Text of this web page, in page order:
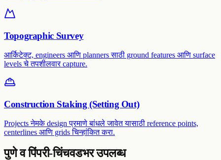
Topographic Survey
आर्किटेक्ट, engineers आणि planners साठी ground features आणि surface
levels चे तपशीलवार capture.
Construction Staking (Setting Out)
Projects नेमके design प्रमाणे बांधले जावेत यासाठी reference points,
centerlines आणि grids चिन्हांकित करा.
पुणे व पिंपरी-चिंचवडभर उपलब्ध